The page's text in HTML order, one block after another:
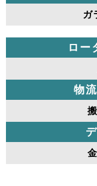
ガ
ロー
物